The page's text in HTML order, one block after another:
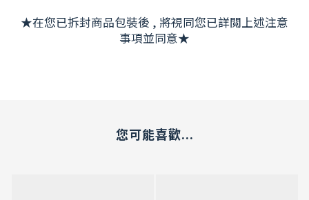
★在您已拆封商品包裝後 , 將視同您已詳閲上述注意
事項並同意★
您可能喜歡...